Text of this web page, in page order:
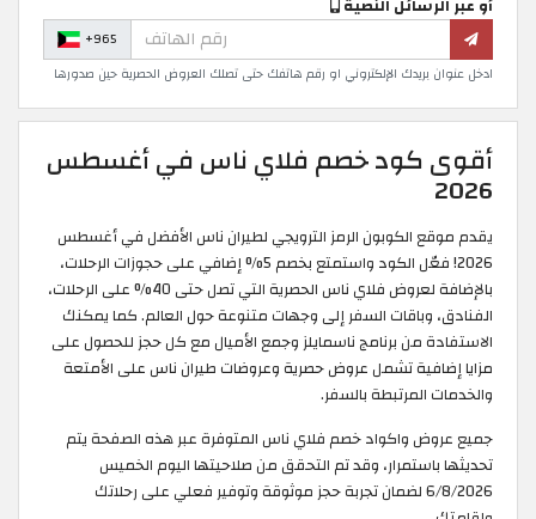
+965
ادخل عنوان بريدك الإلكتروني او رقم هاتفك حتى تصلك العروض الحصرية حين صدورها
أقوى كود خصم فلاي ناس في أغسطس
2026
يقدم موقع الكوبون الرمز الترويجي لطيران ناس الأفضل في أغسطس
2026! فعّل الكود واستمتع بخصم 5% إضافي على حجوزات الرحلات،
بالإضافة لعروض فلاي ناس الحصرية التي تصل حتى 40% على الرحلات،
الفنادق، وباقات السفر إلى وجهات متنوعة حول العالم. كما يمكنك
الاستفادة من برنامج ناسمايلز وجمع الأميال مع كل حجز للحصول على
مزايا إضافية تشمل عروض حصرية وعروضات طيران ناس على الأمتعة
والخدمات المرتبطة بالسفر.
جميع عروض واكواد خصم فلاي ناس المتوفرة عبر هذه الصفحة يتم
تحديثها باستمرار، وقد تم التحقق من صلاحيتها اليوم الخميس
6/8/2026 لضمان تجربة حجز موثوقة وتوفير فعلي على رحلاتك